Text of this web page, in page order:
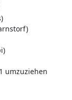
umzuziehen